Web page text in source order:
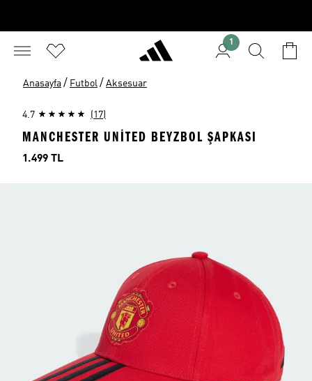
1
Anasayfa / Futbol / Aksesuar
4.7 (17)
MANCHESTER UNITED BEYZBOL ŞAPKASI
Fiyat
1.499 TL